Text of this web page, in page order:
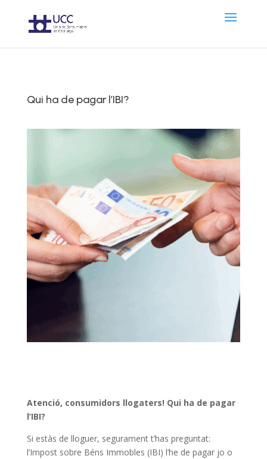
Qui ha de pagar l’IBI?
Atenció, consumidors llogaters! Qui ha de pagar
l’IBI?
Si estàs de lloguer, segurament t’has preguntat:
l’Impost sobre Béns Immobles (IBI) l’he de pagar jo o